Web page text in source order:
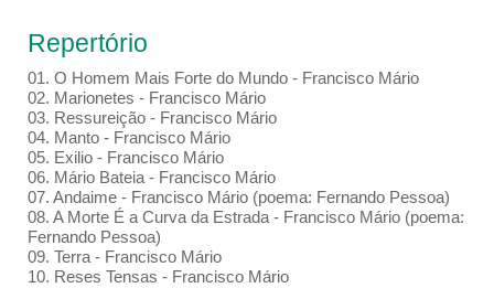
Repertório
01. O Homem Mais Forte do Mundo - Francisco Mário
02. Marionetes - Francisco Mário
03. Ressureição - Francisco Mário
04. Manto - Francisco Mário
05. Exilio - Francisco Mário
06. Mário Bateia - Francisco Mário
07. Andaime - Francisco Mário (poema: Fernando Pessoa)
08. A Morte É a Curva da Estrada - Francisco Mário (poema:
Fernando Pessoa)
09. Terra - Francisco Mário
10. Reses Tensas - Francisco Mário